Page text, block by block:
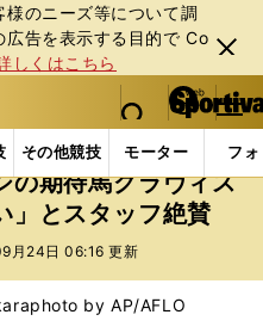
のニーズ等について調
告を表⽰する⽬的で Co
しくはこちら
閉じ
る
web Sportiva (webスポルティーバ)
検索
マイペ
ー
ジ
メニュ
その他競技 モーター フ
名門・矢作厩舎イチオシの期
の期待馬グラヴィス
」とスタッフ絶賛
月24日 06:16 更新
photo by AP/AFLO